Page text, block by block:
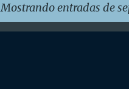
Mostrando entradas de